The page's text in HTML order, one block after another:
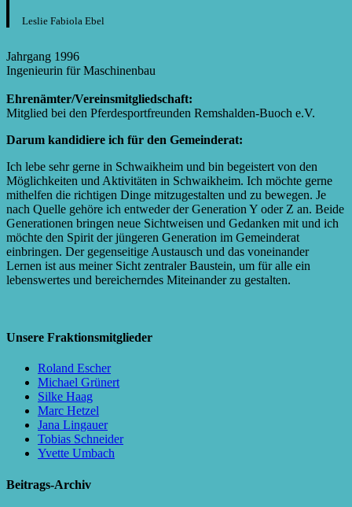
Leslie Fabiola Ebel
Jahrgang 1996
Ingenieurin für Maschinenbau
Ehrenämter/Vereinsmitgliedschaft:
Mitglied bei den Pferdesportfreunden Remshalden-Buoch e.V.
Darum kandidiere ich für den Gemeinderat:
Ich lebe sehr gerne in Schwaikheim und bin begeistert von den
Möglichkeiten und Aktivitäten in Schwaikheim. Ich möchte gerne
mithelfen die richtigen Dinge mitzugestalten und zu bewegen. Je
nach Quelle gehöre ich entweder der Generation Y oder Z an. Beide
Generationen bringen neue Sichtweisen und Gedanken mit und ich
möchte den Spirit der jüngeren Generation im Gemeinderat
einbringen. Der gegenseitige Austausch und das voneinander
Lernen ist aus meiner Sicht zentraler Baustein, um für alle ein
lebenswertes und bereicherndes Miteinander zu gestalten.
Unsere Fraktionsmitglieder
Roland Escher
Michael Grünert
Silke Haag
Marc Hetzel
Jana Lingauer
Tobias Schneider
Yvette Umbach
Beitrags-Archiv